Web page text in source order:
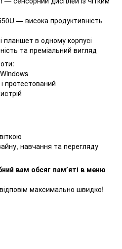
— висока продуктивність
в одному корпусі
та преміальний вигляд
протестований
навчання та перегляду
вам обсяг памʼяті в меню
максимально швидко!